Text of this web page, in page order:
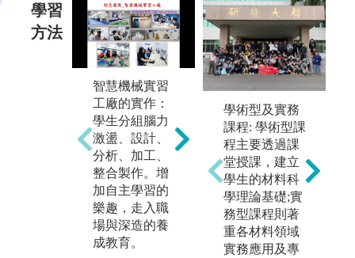
學習
方法
智慧機械實習
工廠的實作：
學生分組腦力
激盪、設計、
分析、加工、
整合製作。增
加自主學習的
樂趣，走入職
場與深造的養
成教育。
電腦輔助：利
用電腦作為輔
助工具，讓學
生在機械2D、
3D繪圖、設計
與製造、工程
分析等應用數
位科技，機械
人不再是黑
學術型及實務
課程: 學術型課
程主要透過課
堂授課，建立
學生的材料科
學理論基礎;實
務型課程則著
重各材料領域
實務應用及專